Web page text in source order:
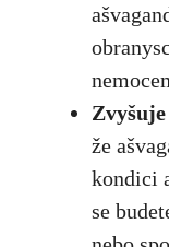
že
kondici
‌se